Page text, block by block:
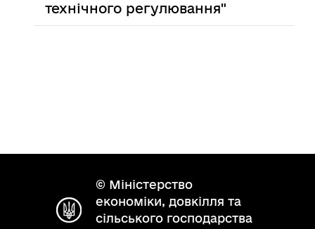
технічного регулювання"
© Міністерство
економіки, довкілля та
сільського господарства